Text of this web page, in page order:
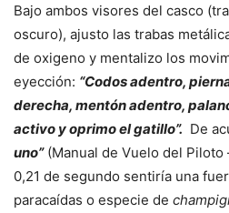
Bajo ambos visores del casco
oscuro), ajusto las trabas
de oxigeno y mentalizo los
eyección: “Codos adentro,
derecha, mentón adentro,
activo y oprimo el gatillo”. De
uno” (Manual de Vuelo del Piloto
0,21 de segundo sentiría una
paracaídas o especie de